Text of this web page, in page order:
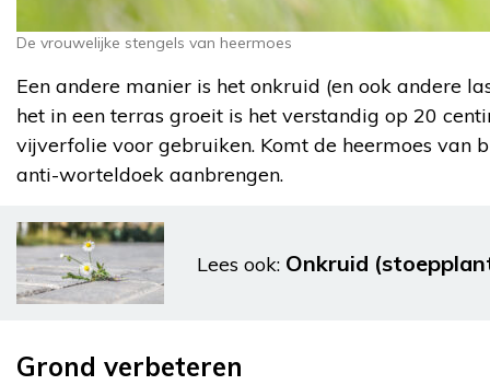
De vrouwelijke stengels van heermoes
Een andere manier is het onkruid (en ook andere
het in een terras groeit is het verstandig op 20
vijverfolie voor gebruiken. Komt de heermoes
anti-worteldoek aanbrengen.
Lees ook: Onkruid
Grond verbeteren